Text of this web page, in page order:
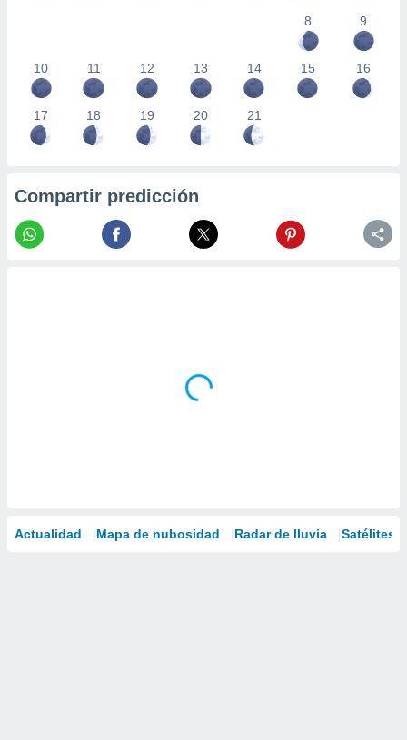
8
9
10 11 12 13 14 15 16
17 18 19 20 21
Compartir predicción
Actualidad Mapa de nubosidad Radar de lluvia Satélites